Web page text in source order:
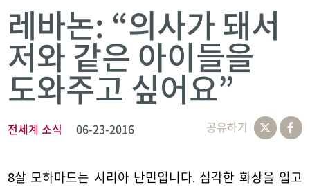
레바논: “의사가 돼서
저와 같은 아이들을
도와주고 싶어요”
전세계 소식 06-23-2016 공유하기
8살 모하마드는 시리아 난민입니다. 심각한 화상을 입고